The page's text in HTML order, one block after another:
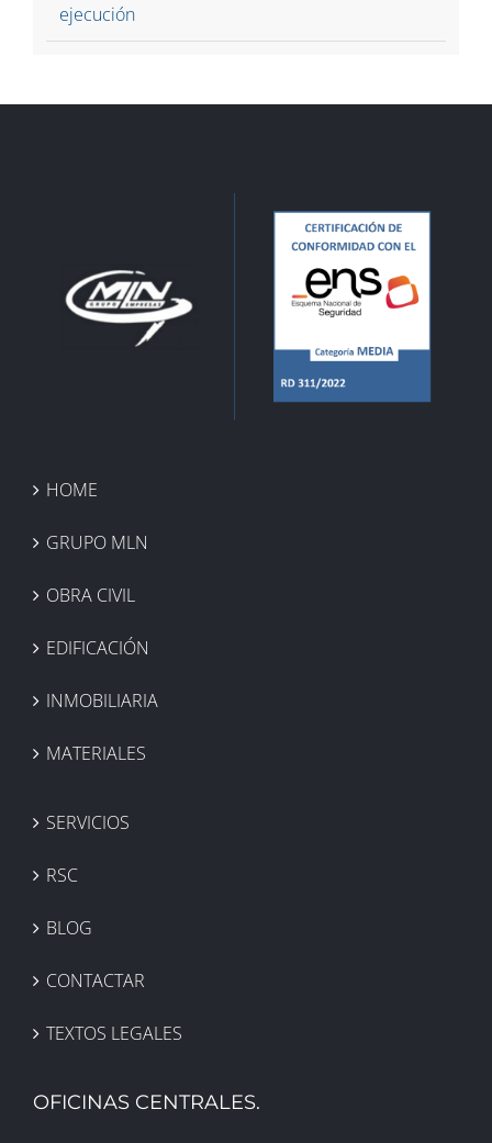
ejecución
HOME
GRUPO MLN
OBRA CIVIL
EDIFICACIÓN
INMOBILIARIA
MATERIALES
SERVICIOS
RSC
BLOG
CONTACTAR
TEXTOS LEGALES
OFICINAS CENTRALES.